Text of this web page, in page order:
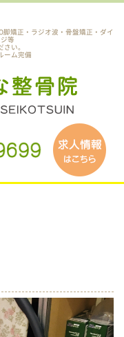
矯正・ラジオ波・骨盤矯正・ダイ
等
い。
ーム完備